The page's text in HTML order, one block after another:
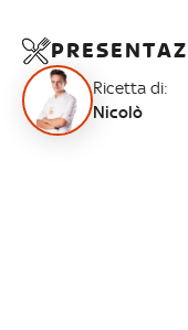
Ricetta di:
Nicolò